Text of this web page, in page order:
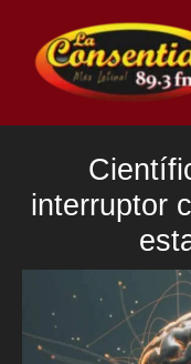
contenido
interruptor